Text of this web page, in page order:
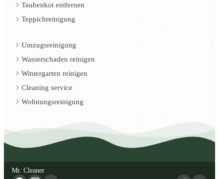
Taubenkot entfernen
Teppichreinigung
Umzugsreinigung
Wasserschaden reinigen
Wintergarten reinigen
Cleaning service
Wohnungsreinigung
Mr. Cleaner